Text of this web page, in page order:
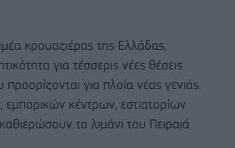
κρουαζιέρας της Ελλάδας,
για τέσσερις νέες θέσεις
προορίζονται για πλοία νέας γενιάς.
εμπορικών κέντρων, εστιατορίων
το λιμάνι του Πειραιά